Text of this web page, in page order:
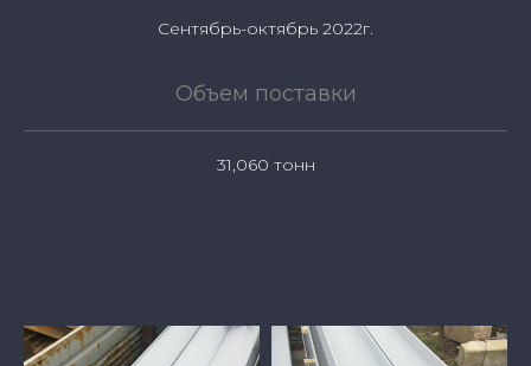
Сентябрь-октябрь 2022г.
Объем поставки
31,060 тонн